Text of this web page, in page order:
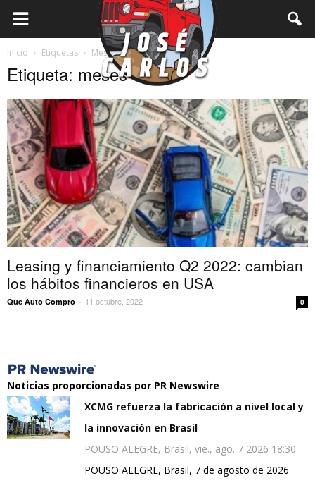
Inicio Etiquetas Meses
Etiqueta: meses
Leasing y financiamiento Q2 2022: cambian
los hábitos financieros en USA
Que Auto Compro - 11 octubre, 2022 0
Noticias proporcionadas por PR Newswire
XCMG refuerza la fabricación a nivel local y
la innovación en Brasil
POUSO ALEGRE, Brasil, vie., ago. 7 2026 18:30
POUSO ALEGRE, Brasil, 7 de agosto de 2026